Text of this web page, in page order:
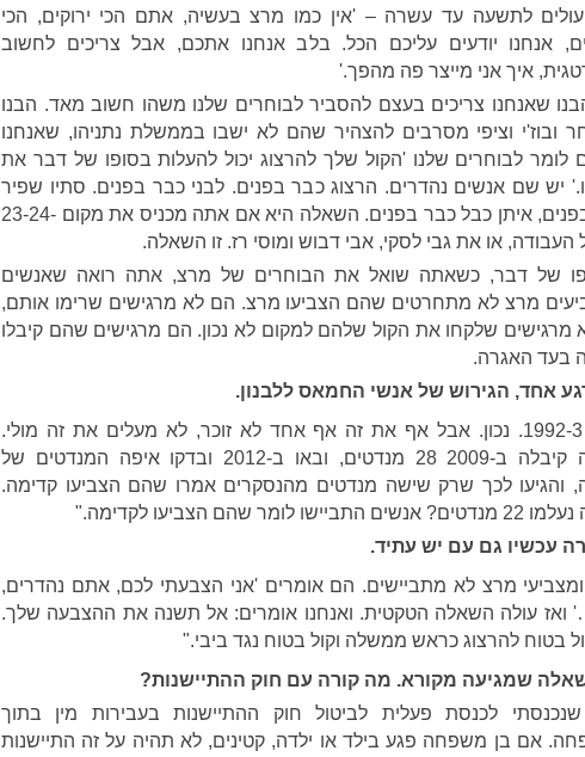
עולים לתשעה עד עשרה – 'אין כמו מרצ בעשיה, אתם הכי ירוקים, הכי
אנחנו יודעים עליכם הכל. בלב אנחנו אתכם, אבל צריכים לחשוב
איך אני מייצר פה מהפך.'
שאנחנו צריכים בעצם להסביר לבוחרים שלנו משהו חשוב מאד. הבנו
ובוז'י וציפי מסרבים להצהיר שהם לא ישבו בממשלת נתניהו, שאנחנו
לומר לבוחרים שלנו 'הקול שלך להרצוג יכול להעלות בסופו של דבר את
יש שם אנשים נהדרים. הרצוג כבר בפנים. לבני כבר בפנים. סתיו שפיר
כבר בפנים, איתן כבל כבר בפנים. השאלה היא אם אתה מכניס את מקום 23-24-
של דבר, כשאתה שואל את הבוחרים של מרצ, אתה רואה שאנשים
מרצ לא מתחרטים שהם הצביעו מרצ. הם לא מרגישים שרימו אותם,
מרגישים שלקחו את הקול שלהם למקום לא נכון. הם מרגישים שהם קיבלו
בעד האגרה.
אחד, הגירוש של אנשי החמאס ללבנון.
"נכון. 1992-3. נכון. אבל אף את זה אף אחד לא זוכר, לא מעלים את זה מולי.
קדימה קיבלה ב-2009 28 מנדטים, ובאו ב-2012 ובדקו איפה המנדטים של
והגיעו לכך שרק שישה מנדטים מהנסקרים אמרו שהם הצביעו קדימה.
לומר שהם הצביעו לקדימה."
עכשיו גם עם יש עתיד.
ומצביעי מרצ לא מתביישים. הם אומרים 'אני הצבעתי לכם, אתם נהדרים,
ואז עולה השאלה הטקטית. ואנחנו אומרים: אל תשנה את ההצבעה שלך.
בטוח להרצוג כראש ממשלה וקול בטוח נגד ביבי."
שמגיעה מקורא. מה קורה עם חוק ההתיישנות?
לכנסת פעלית לביטול חוק ההתיישנות בעבירות מין בתוך
אם בן משפחה פגע בילד או ילדה, קטינים, לא תהיה על זה התיישנות